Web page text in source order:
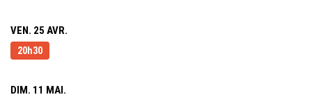
VEN. 25 AVR.
20h30
DIM. 11 MAI.